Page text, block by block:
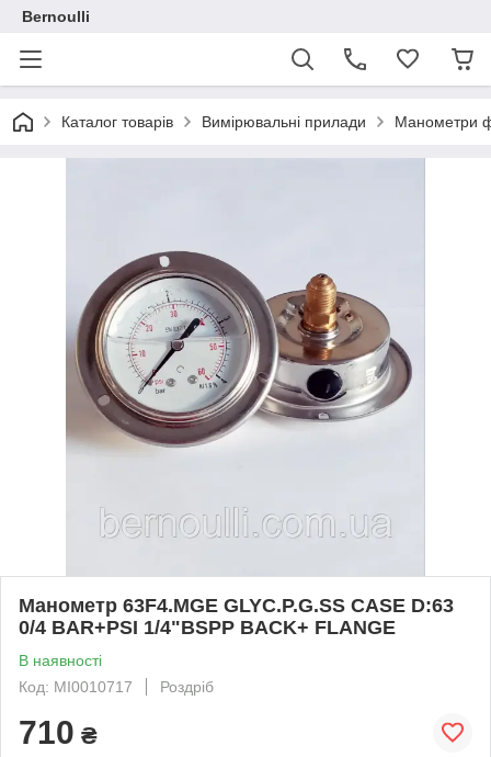
Bernoulli
Каталог товарів Вимірювальні прилади Манометри
Манометр 63F4.MGE GLYC.P.G.SS CASE D:63
0/4 BAR+PSI 1/4"BSPP BACK+ FLANGE
В наявності
Код: MI0010717
Роздріб
710 ₴